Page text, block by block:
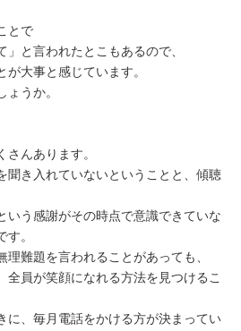
とで
」と言われたとこもあるので、
大事と感じています。
うか。
んあります。
聞き入れていないということと、傾聴
いう感謝がその時点で意識できていな
。
難題を言われることがあっても、
全員が笑顔になれる方法を見つけるこ
に、毎月電話をかける方が決まってい